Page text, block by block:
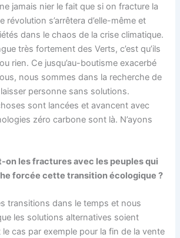
jamais nier le fait que si on fracture la
révolution s’arrêtera d’elle-même et
dans le chaos de la crise climatique.
très fortement des Verts, c’est qu’ils
rien. Ce jusqu’au-boutisme exacerbé
nous sommes dans la recherche de
laisser personne sans solutions.
sont lancées et avancent avec
zéro carbone sont là. N’ayons
les fractures avec les peuples qui
forcée cette transition écologique ?
transitions dans le temps et nous
les solutions alternatives soient
le cas par exemple pour la fin de la vente